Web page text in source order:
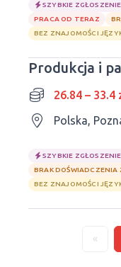
SZYBKIE ZGŁOSZENIE
PRACA OD TERAZ
BEZ ZNAJOMOŚCI
Produkcja i
26.84 –
Polska,
SZYBKIE ZGŁOSZENIE
BRAK DOŚWIADCZENIA
BEZ ZNAJOMOŚCI
«